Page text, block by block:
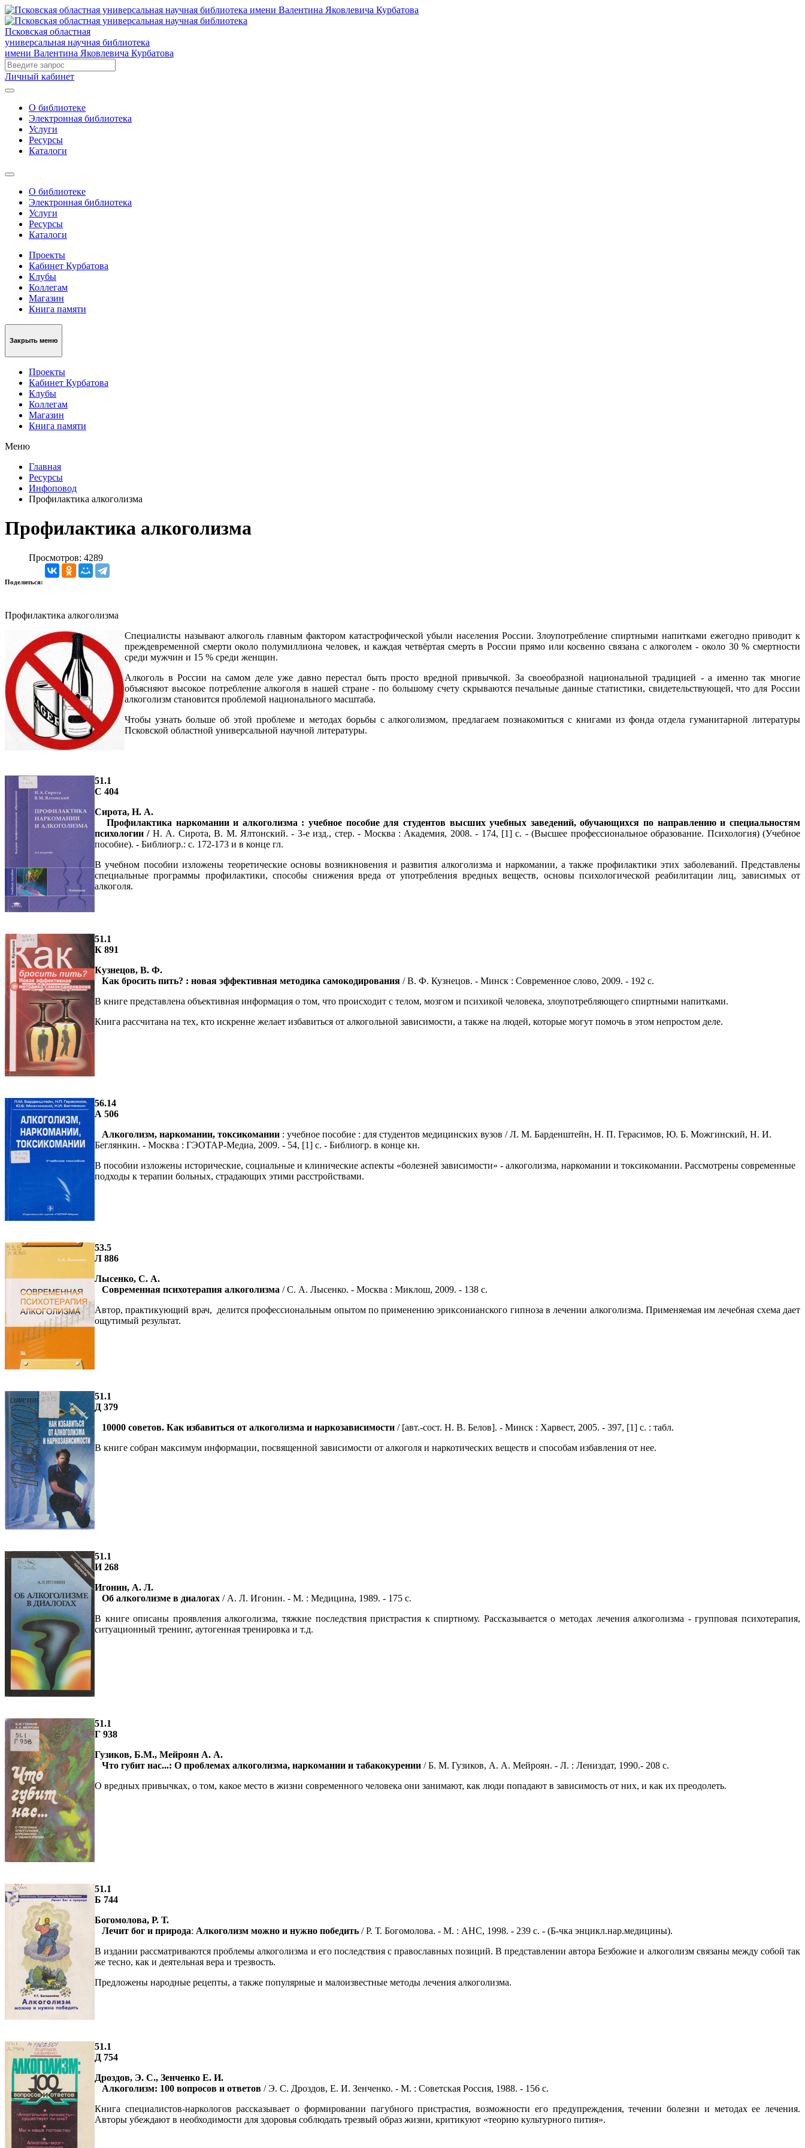
Псковская областная
универсальная научная библиотека
имени Валентина Яковлевича Курбатова
Личный кабинет
О библиотеке
Электронная библиотека
Услуги
Ресурсы
Каталоги
О библиотеке
Электронная библиотека
Услуги
Ресурсы
Каталоги
Проекты
Кабинет Курбатова
Клубы
Коллегам
Магазин
Книга памяти
Закрыть меню
Проекты
Кабинет Курбатова
Клубы
Коллегам
Магазин
Книга памяти
Меню
Главная
Ресурсы
Инфоповод
Профилактика алкоголизма
Профилактика алкоголизма
Просмотров: 4289
Поделиться:
Профилактика алкоголизма
Специалисты называют алкоголь главным фактором катастрофической убыли населения России. Злоупотребление спиртными напитками ежегодно приводит к
преждевременной смерти около полумиллиона человек, и каждая четвёртая смерть в России прямо или косвенно связана с алкоголем - около 30 % смертности
среди мужчин и 15 % среди женщин.
Алкоголь в России на самом деле уже давно перестал быть просто вредной привычкой. За своеобразной национальной традицией - а именно так многие
объясняют высокое потребление алкоголя в нашей стране - по большому счету скрываются печальные данные статистики, свидетельствующей, что для России
алкоголизм становится проблемой национального масштаба.
Чтобы узнать больше об этой проблеме и методах борьбы с алкоголизмом, предлагаем познакомиться с книгами из фонда отдела гуманитарной литературы
Псковской областной универсальной научной литературы.
51.1
С 404
Сирота, Н. А.
Профилактика наркомании и алкоголизма : учебное пособие для студентов высших учебных заведений, обучающихся по направлению и специальностям
психологии / Н. А. Сирота, В. М. Ялтонский. - 3-е изд., стер. - Москва : Академия, 2008. - 174, [1] с. - (Высшее профессиональное образование. Психология) (Учебное
пособие). - Библиогр.: с. 172-173 и в конце гл.
В учебном пособии изложены теоретические основы возникновения и развития алкоголизма и наркомании, а также профилактики этих заболеваний. Представлены
специальные программы профилактики, способы снижения вреда от употребления вредных веществ, основы психологической реабилитации лиц, зависимых от
алкоголя.
51.1
К 891
Кузнецов, В. Ф.
Как бросить пить? : новая эффективная методика самокодирования / В. Ф. Кузнецов. - Минск : Современное слово, 2009. - 192 с.
В книге представлена объективная информация о том, что происходит с телом, мозгом и психикой человека, злоупотребляющего спиртными напитками.
Книга рассчитана на тех, кто искренне желает избавиться от алкогольной зависимости, а также на людей, которые могут помочь в этом непростом деле.
56.14
А 506
Алкоголизм, наркомании, токсикомании : учебное пособие : для студентов медицинских вузов / Л. М. Барденштейн, Н. П. Герасимов, Ю. Б. Можгинский, Н. И.
Беглянкин. - Москва : ГЭОТАР-Медиа, 2009. - 54, [1] с. - Библиогр. в конце кн.
В пособии изложены исторические, социальные и клинические аспекты «болезней зависимости» - алкоголизма, наркомании и токсикомании. Рассмотрены современные
подходы к терапии больных, страдающих этими расстройствами.
53.5
Л 886
Лысенко, С. А.
Современная психотерапия алкоголизма / С. А. Лысенко. - Москва : Миклош, 2009. - 138 с.
Автор, практикующий врач, делится профессиональным опытом по применению эриксонианского гипноза в лечении алкоголизма. Применяемая им лечебная схема дает
ощутимый результат.
51.1
Д 379
10000 советов. Как избавиться от алкоголизма и наркозависимости / [авт.-сост. Н. В. Белов]. - Минск : Харвест, 2005. - 397, [1] с. : табл.
В книге собран максимум информации, посвященной зависимости от алкоголя и наркотических веществ и способам избавления от нее.
51.1
И 268
Игонин, А. Л.
Об алкоголизме в диалогах / А. Л. Игонин. - М. : Медицина, 1989. - 175 с.
В книге описаны проявления алкоголизма, тяжкие последствия пристрастия к спиртному. Рассказывается о методах лечения алкоголизма - групповая психотерапия,
ситуационный тренинг, аутогенная тренировка и т.д.
51.1
Г 938
Гузиков, Б.М., Мейроян А. А.
Что губит нас...: О проблемах алкоголизма, наркомании и табакокурении / Б. М. Гузиков, А. А. Мейроян. - Л. : Лениздат, 1990.- 208 с.
О вредных привычках, о том, какое место в жизни современного человека они занимают, как люди попадают в зависимость от них, и как их преодолеть.
51.1
Б 744
Богомолова, Р. Т.
Лечит бог и природа: Алкоголизм можно и нужно победить / Р. Т. Богомолова. - М. : АНС, 1998. - 239 с. - (Б-чка энцикл.нар.медицины).
В издании рассматриваются проблемы алкоголизма и его последствия с православных позиций. В представлении автора Безбожие и алкоголизм связаны между собой так
же тесно, как и деятельная вера и трезвость.
Предложены народные рецепты, а также популярные и малоизвестные методы лечения алкоголизма.
51.1
Д 754
Дроздов, Э. С., Зенченко Е. И.
Алкоголизм: 100 вопросов и ответов / Э. С. Дроздов, Е. И. Зенченко. - М. : Советская Россия, 1988. - 156 с.
Книга специалистов-наркологов рассказывает о формировании пагубного пристрастия, возможности его предупреждения, течении болезни и методах ее лечения.
Авторы убеждают в необходимости для здоровья соблюдать трезвый образ жизни, критикуют «теорию культурного пития».